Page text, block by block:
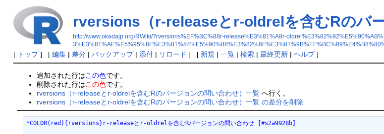
rversions（r-releaseとr-oldrelを含むRのバ
http://www.okadajp.org/RWiki/?rversions%EF%BC%88r-release%E3%81%A8r-
[ トップ] [ 編集| 差分| バックアップ| 添付| リロード ] [ 新規 | 一覧| 検索| 最終更新| ヘルプ]
追加された行はこの色です。
削除された行はこの色です。
rversions（r-releaseとr-oldrelを含むRのバージョンの問い合わせ）一覧 へ行く。
rversions（r-releaseとr-oldrelを含むRのバージョンの問い合わせ）一覧 の差分を削除
*COLOR(red){rversions}r-releaseとr-oldrelを含むRバージョンの問い合わせ [#s2a9928b]